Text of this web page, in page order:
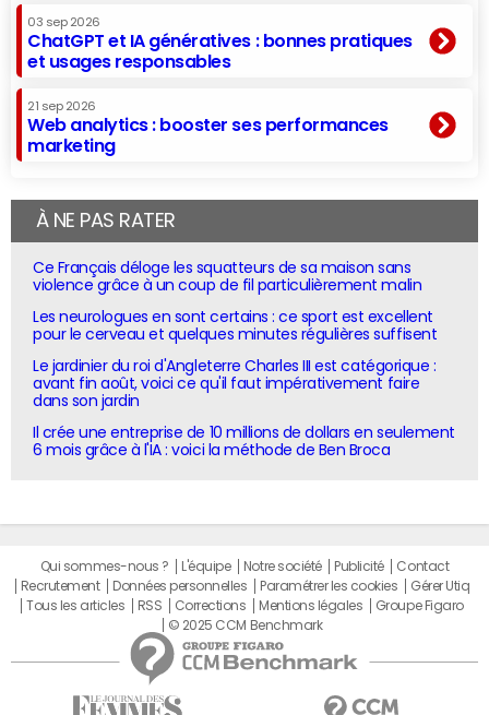
03 sep 2026
ChatGPT et IA génératives : bonnes pratiques
et usages responsables
21 sep 2026
Web analytics : booster ses performances
marketing
À NE PAS RATER
Ce Français déloge les squatteurs de sa maison sans
violence grâce à un coup de fil particulièrement malin
Les neurologues en sont certains : ce sport est excellent
pour le cerveau et quelques minutes régulières suffisent
Le jardinier du roi d'Angleterre Charles III est catégorique :
avant fin août, voici ce qu'il faut impérativement faire
dans son jardin
Il crée une entreprise de 10 millions de dollars en seulement
6 mois grâce à l'IA : voici la méthode de Ben Broca
Qui sommes-nous ? L'équipe Notre société Publicité
Contact
Recrutement
Données personnelles Paramétrer les cookies
Gérer Utiq
Tous les articles
RSS Corrections Mentions légales
Groupe Figaro
© 2025 CCM Benchmark